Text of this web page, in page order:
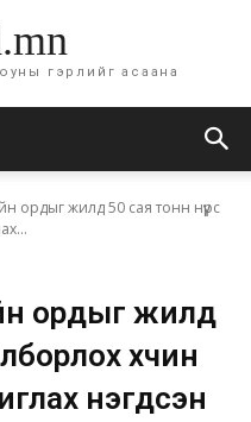
гэрлийг асаана
ордыг жилд 50 сая тонн нүүрс
ордыг жилд
хүчин
нэгдсэн